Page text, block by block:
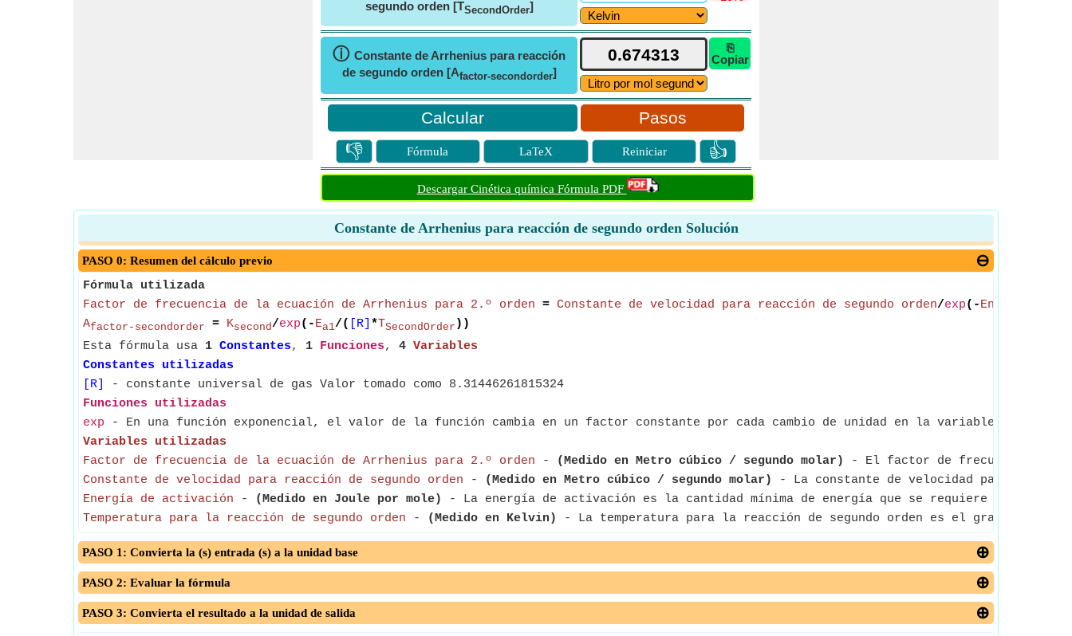
segundo orden [TSecondOrder]
ⓘ Constante de Arrhenius para reacción
de segundo orden [Afactor-secondorder]
⎘
Copiar
Pasos
👎 Fórmula LaTeX Reiniciar 👍
Descargar Cinética química Fórmula PDF
Constante de Arrhenius para reacción de segundo orden Solución
PASO 0: Resumen del cálculo previo
Fórmula utilizada
Factor de frecuencia de la ecuación de Arrhenius para 2.º orden = Constante de velocidad para reacción de segundo orden/exp(-Energía de
Afactor-secondorder = Ksecond/exp(-Ea1/( [R] *TSecondOrder ))
Esta fórmula usa 1 Constantes, 1 Funciones, 4 Variables
Constantes utilizadas
[R]
- constante universal de gas Valor tomado como 8.31446261815324
Funciones utilizadas
exp - En una función exponencial, el valor de la función cambia en un factor constante por cada cambio de unidad en la variable
Variables utilizadas
Factor de frecuencia de la ecuación de Arrhenius para 2.º orden - (Medido en Metro cúbico / segundo molar)
- El factor de frecuencia de la
Constante de velocidad para reacción de segundo orden - (Medido en Metro cúbico / segundo molar)
- La constante de velocidad para una
Energía de activación - (Medido en Joule por mole)
- La energía de activación es la cantidad mínima de energía que se requiere para
Temperatura para la reacción de segundo orden - (Medido en Kelvin) - La temperatura para la reacción de segundo orden es el grado o
PASO 1: Convierta la (s) entrada (s) a la unidad base
PASO 2: Evaluar la fórmula
PASO 3: Convierta el resultado a la unidad de salida